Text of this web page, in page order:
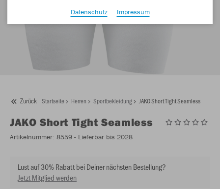
Zurück Startseite Herren Sportbekleidung JAKO Short Tight Seamless
JAKO Short Tight Seamless
Artikelnummer: 8559 - Lieferbar bis 2028
Lust auf 30% Rabatt bei Deiner nächsten Bestellung?
Jetzt Mitglied werden
Datenschutz
Impressum